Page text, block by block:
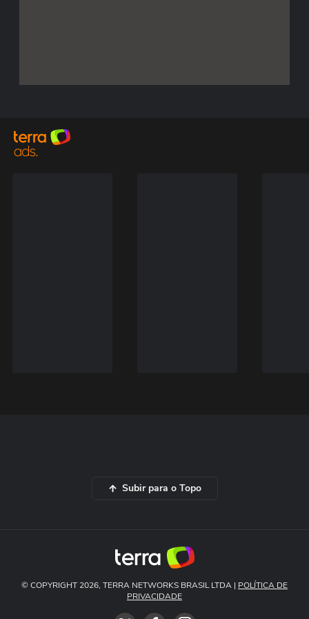
Subir para o Topo
© COPYRIGHT 2026, TERRA NETWORKS BRASIL LTDA | POLÍTICA DE
PRIVACIDADE